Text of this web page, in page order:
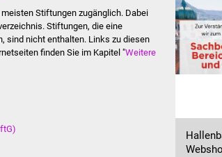
Stiftungen zugänglich. Dabei
Stiftungen, die eine
sind nicht enthalten. Links zu diesen
finden Sie im Kapitel "Weitere